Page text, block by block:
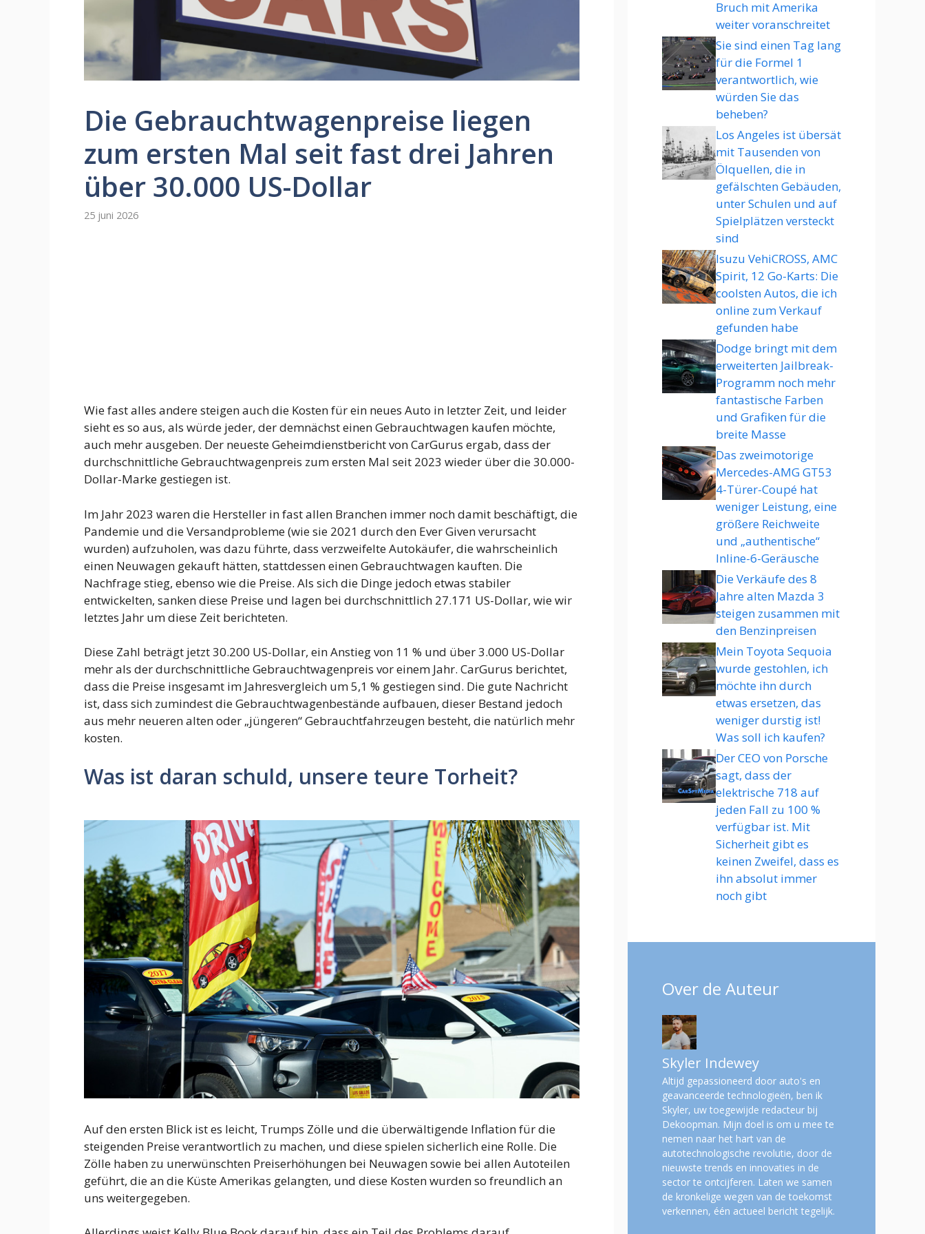
Die Gebrauchtwagenpreise liegen
zum ersten Mal seit fast drei Jahren
über 30.000 US-Dollar
25 juni 2026
Wie fast alles andere steigen auch die Kosten für ein neues Auto in letzter Zeit, und leider
sieht es so aus, als würde jeder, der demnächst einen Gebrauchtwagen kaufen möchte,
auch mehr ausgeben. Der neueste Geheimdienstbericht von CarGurus ergab, dass der
durchschnittliche Gebrauchtwagenpreis zum ersten Mal seit 2023 wieder über die 30.000-
Dollar-Marke gestiegen ist.
Im Jahr 2023 waren die Hersteller in fast allen Branchen immer noch damit beschäftigt, die
Pandemie und die Versandprobleme (wie sie 2021 durch den Ever Given verursacht
wurden) aufzuholen, was dazu führte, dass verzweifelte Autokäufer, die wahrscheinlich
einen Neuwagen gekauft hätten, stattdessen einen Gebrauchtwagen kauften. Die
Nachfrage stieg, ebenso wie die Preise. Als sich die Dinge jedoch etwas stabiler
entwickelten, sanken diese Preise und lagen bei durchschnittlich 27.171 US-Dollar, wie wir
letztes Jahr um diese Zeit berichteten.
Diese Zahl beträgt jetzt 30.200 US-Dollar, ein Anstieg von 11 % und über 3.000 US-Dollar
mehr als der durchschnittliche Gebrauchtwagenpreis vor einem Jahr. CarGurus berichtet,
dass die Preise insgesamt im Jahresvergleich um 5,1 % gestiegen sind. Die gute Nachricht
ist, dass sich zumindest die Gebrauchtwagenbestände aufbauen, dieser Bestand jedoch
aus mehr neueren alten oder „jüngeren“ Gebrauchtfahrzeugen besteht, die natürlich mehr
kosten.
Was ist daran schuld, unsere teure Torheit?
Auf den ersten Blick ist es leicht, Trumps Zölle und die überwältigende Inflation für die
steigenden Preise verantwortlich zu machen, und diese spielen sicherlich eine Rolle. Die
Zölle haben zu unerwünschten Preiserhöhungen bei Neuwagen sowie bei allen Autoteilen
geführt, die an die Küste Amerikas gelangten, und diese Kosten wurden so freundlich an
uns weitergegeben.
Bruch mit Amerika
weiter voranschreitet
Sie sind einen Tag lang
für die Formel 1
verantwortlich, wie
würden Sie das
beheben?
Los Angeles ist übersät
mit Tausenden von
Ölquellen, die in
gefälschten Gebäuden,
unter Schulen und auf
Spielplätzen versteckt
sind
Isuzu VehiCROSS, AMC
Spirit, 12 Go-Karts: Die
coolsten Autos, die ich
online zum Verkauf
gefunden habe
Dodge bringt mit dem
erweiterten Jailbreak-
Programm noch mehr
fantastische Farben
und Grafiken für die
breite Masse
Das zweimotorige
Mercedes-AMG GT53
4-Türer-Coupé hat
weniger Leistung, eine
größere Reichweite
und „authentische“
Inline-6-Geräusche
Die Verkäufe des 8
Jahre alten Mazda 3
steigen zusammen mit
den Benzinpreisen
Mein Toyota Sequoia
wurde gestohlen, ich
möchte ihn durch
etwas ersetzen, das
weniger durstig ist!
Was soll ich kaufen?
Der CEO von Porsche
sagt, dass der
elektrische 718 auf
jeden Fall zu 100 %
verfügbar ist. Mit
Sicherheit gibt es
keinen Zweifel, dass es
ihn absolut immer
noch gibt
Over de Auteur
Skyler Indewey
Altijd gepassioneerd door auto's en
geavanceerde technologieën, ben ik
Skyler, uw toegewijde redacteur bij
Dekoopman. Mijn doel is om u mee te
nemen naar het hart van de
autotechnologische revolutie, door de
nieuwste trends en innovaties in de
sector te ontcijferen. Laten we samen
de kronkelige wegen van de toekomst
verkennen, één actueel bericht tegelijk.